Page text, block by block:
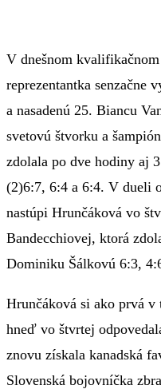
V dnešnom
reprezentantka senzačne
a nasadenú 25. Biancu
svetovú štvorku a
zdolala po dve hodiny aj
(2)6:7, 6:4 a 6:4. V dueli
nastúpi Hrunčáková vo
Bandecchiovej, ktorá
Dominiku Šálkovú 6:3,
Hrunčáková si ako prvá v
hneď vo štvrtej
znovu získala kanadská
Slovenská bojovníčka